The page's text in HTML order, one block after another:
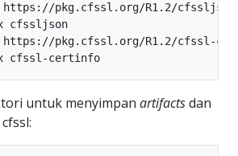
pkg.cfssl.org/R1.2/
cfssljson
pkg.cfssl.org/R1.2/cfssl-
untuk menyimpan artifactsdan